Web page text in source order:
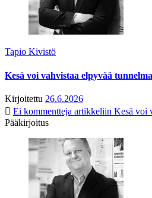
Tapio Kivistö
Kesä voi vahvistaa elpyvää
Kirjoitettu 26.6.2026
Ei kommentteja artikkeliin Kesä voi
Pääkirjoitus